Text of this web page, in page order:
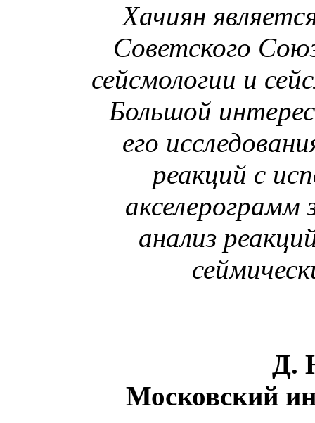
Хачиян
Советского
сейсмологии и
Большой
его
реакций с
анализ
Д.
Московский